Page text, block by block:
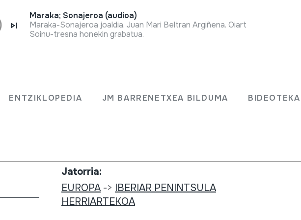
ENTZIKLOPEDIA JM BARRENETXEA BILDUMA BIDEOTEKA
Maraka; Sonajeroa (audioa)
Soinu-tresna honekin grabatua.
Biblioteka
Jatorria:
EUROPA-> IBERIAR PENINTSULA
HERRIARTEKOA